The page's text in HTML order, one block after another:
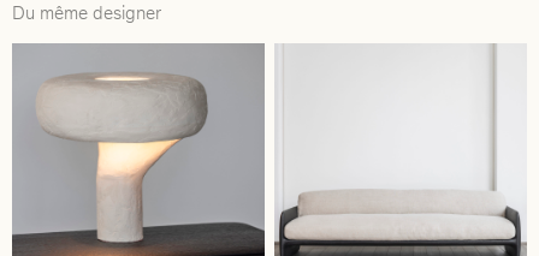
Du même designer